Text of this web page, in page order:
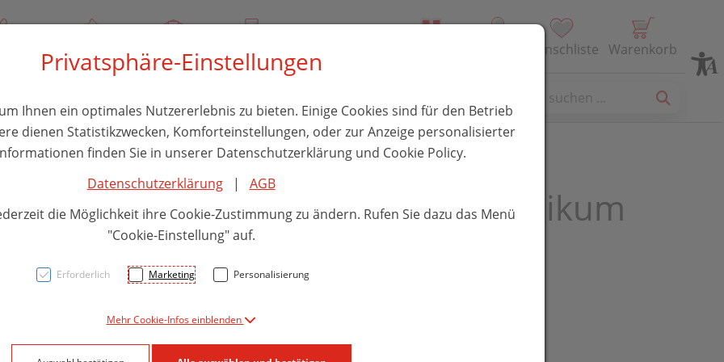
Über uns Rezept-Anfrage Service Wunschliste Warenkorb
Artischocken Tonikum
Privatsphäre-Einstellungen
Ihnen ein optimales Nutzererlebnis zu bieten. Einige Cookies sind für den Betrieb
dienen Statistikzwecken, Komforteinstellungen, oder zur Anzeige personalisierter
finden Sie in unserer Datenschutzerklärung und Cookie Policy.
Datenschutzerklärung| AGB
die Möglichkeit ihre Cookie-Zustimmung zu ändern. Rufen Sie dazu das Menü
"Cookie-Einstellung" auf.
Erforderlich Marketing Personalisierung
Mehr Cookie-Infos einblenden